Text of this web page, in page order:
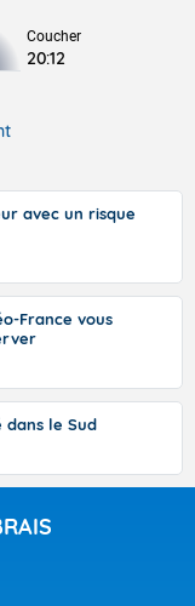
Coucher
20:12
avec un risque
France vous
dans le Sud